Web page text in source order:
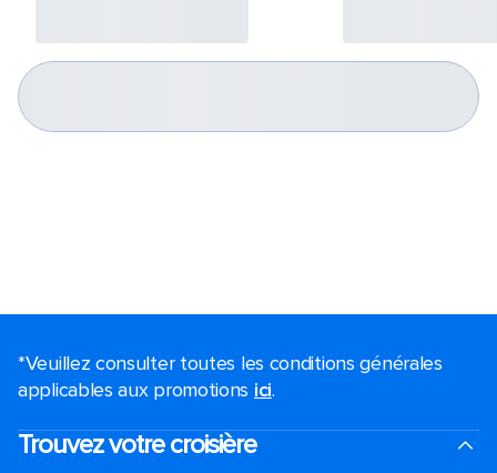
*Veuillez consulter toutes les conditions générales
applicables aux promotions ici.
Trouvez votre croisière